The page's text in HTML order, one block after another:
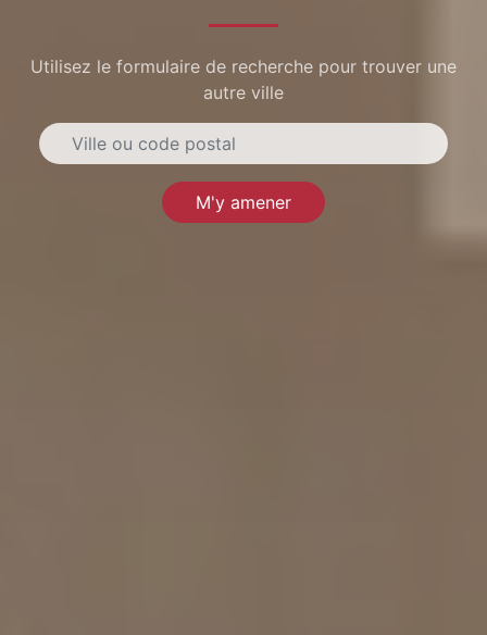
Utilisez le formulaire de recherche pour trouver une
autre ville
M'y amener